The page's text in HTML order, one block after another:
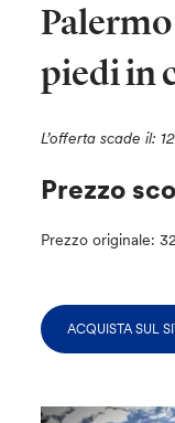
piedi in
L’offerta scade il:
Prezzo
Prezzo originale:
ACQUISTA SUL